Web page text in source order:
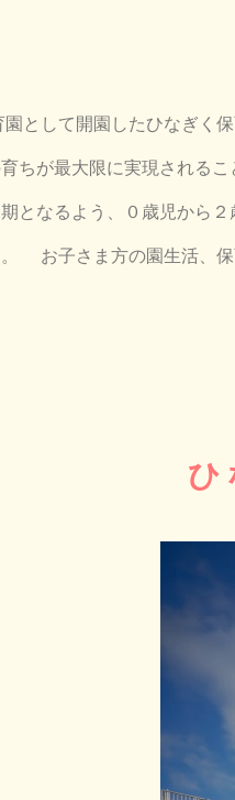
として開園したひなぎく
ちが最大限に実現される
となるよう、０歳児から
お子さま方の園生活、保
ひ